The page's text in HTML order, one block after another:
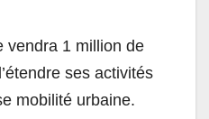
vendra 1 million de
ses activités
mobilité urbaine.